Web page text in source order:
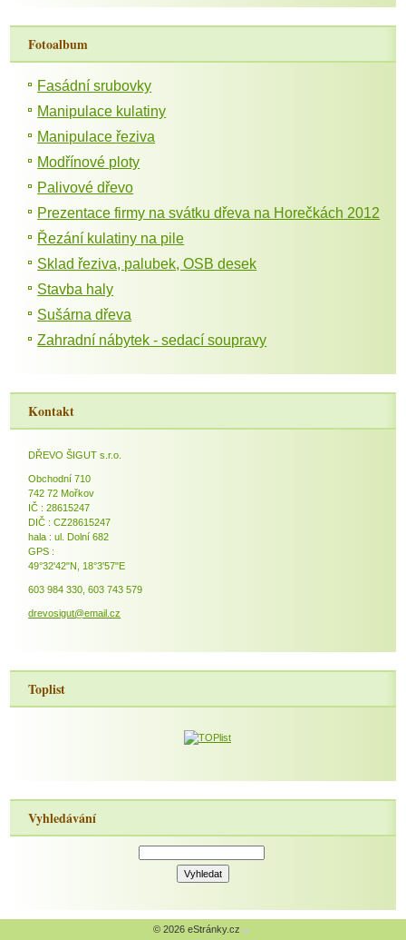
Fotoalbum
Fasádní srubovky
Manipulace kulatiny
Manipulace řeziva
Modřínové ploty
Palivové dřevo
Prezentace firmy na svátku dřeva na Horečkách 2012
Řezání kulatiny na pile
Sklad řeziva, palubek, OSB desek
Stavba haly
Sušárna dřeva
Zahradní nábytek - sedací soupravy
Kontakt
DŘEVO ŠIGUT s.r.o.
Obchodní 710
742 72 Mořkov
IČ : 28615247
DIČ : CZ28615247
hala : ul. Dolní 682
GPS :
49°32'42"N, 18°3'57"E
603 984 330, 603 743 579
drevosigut@email.cz
Toplist
Vyhledávání
© 2026 eStránky.cz